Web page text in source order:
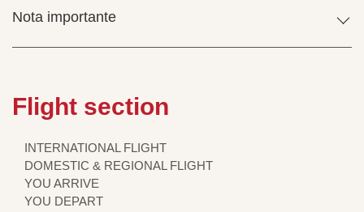
Nota importante
Flight section
INTERNATIONAL FLIGHT
DOMESTIC & REGIONAL FLIGHT
YOU ARRIVE
YOU DEPART